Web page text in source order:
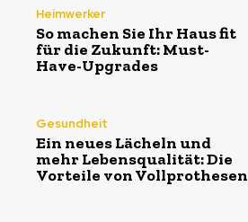
Heimwerker
So machen Sie Ihr Haus fit
für die Zukunft: Must-
Have-Upgrades
Gesundheit
Ein neues Lächeln und
mehr Lebensqualität: Die
Vorteile von Vollprothesen